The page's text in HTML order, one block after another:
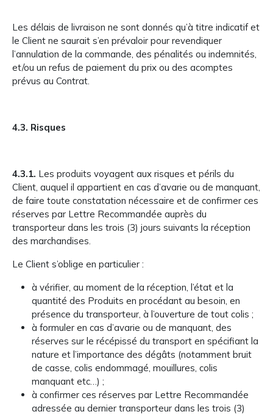
Les délais de livraison ne sont donnés qu’à titre indicatif et
le Client ne saurait s’en prévaloir pour revendiquer
l’annulation de la commande, des pénalités ou indemnités,
et/ou un refus de paiement du prix ou des acomptes
prévus au Contrat.
4.3. Risques
4.3.1. Les produits voyagent aux risques et périls du
Client, auquel il appartient en cas d’avarie ou de manquant,
de faire toute constatation nécessaire et de confirmer ces
réserves par Lettre Recommandée auprès du
transporteur dans les trois (3) jours suivants la réception
des marchandises.
Le Client s’oblige en particulier :
à vérifier, au moment de la réception, l’état et la
quantité des Produits en procédant au besoin, en
présence du transporteur, à l’ouverture de tout colis ;
à formuler en cas d’avarie ou de manquant, des
réserves sur le récépissé du transport en spécifiant la
nature et l’importance des dégâts (notamment bruit
de casse, colis endommagé, mouillures, colis
manquant etc…) ;
à confirmer ces réserves par Lettre Recommandée
adressée au dernier transporteur dans les trois (3)